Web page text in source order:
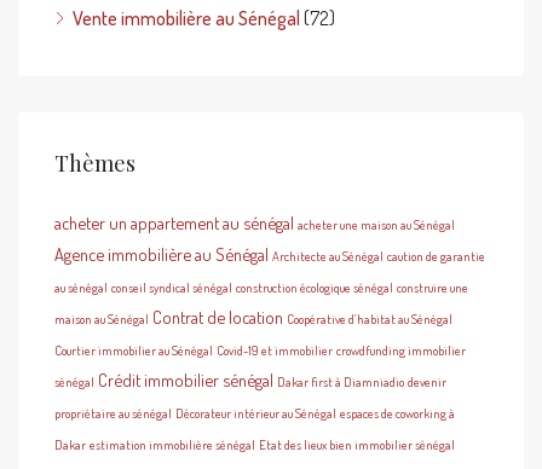
Vente immobilière au Sénégal (72)
Thèmes
acheter un appartement au sénégal acheter une maison au Sénégal
Agence immobilière au Sénégal Architecte au Sénégal caution de garantie
au sénégal conseil syndical sénégal construction écologique sénégal construire une
maison au Sénégal Contrat de location Coopérative d’habitat au Sénégal
Courtier immobilier au Sénégal Covid-19 et immobilier crowdfunding immobilier
sénégal Crédit immobilier sénégal Dakar first à Diamniadio devenir
propriétaire au sénégal Décorateur intérieur au Sénégal espaces de coworking à
Dakar estimation immobilière sénégal Etat des lieux bien immobilier sénégal